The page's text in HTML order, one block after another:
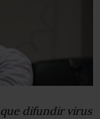
difundir virus